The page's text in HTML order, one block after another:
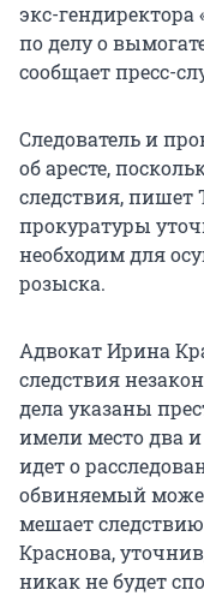
экс-
по делу о
сообщает пресс-
Следователь и
об аресте,
следствия, пишет
прокуратуры
необходим для
розыска.
Адвокат Ирина
следствия
дела указаны
имели место два и
идет о
обвиняемый
мешает
Краснова,
никак не будет